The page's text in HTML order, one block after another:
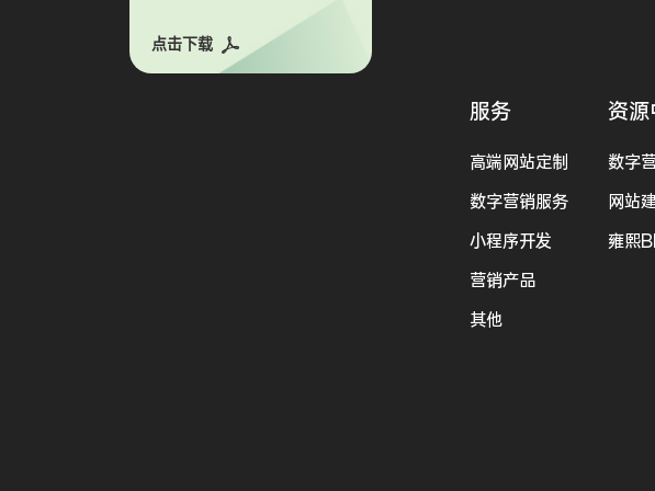
点击下载
服务
高端网站定制
数字营销服务
小程序开发
营销产品
其他
资源
数字
网站
雍熙